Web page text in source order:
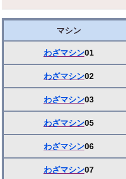
マシン
わざマシン01
わざマシン02
わざマシン03
わざマシン05
わざマシン06
わざマシン07